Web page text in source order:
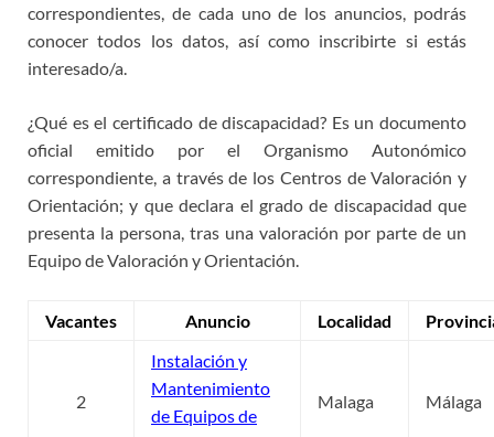
correspondientes, de cada uno de los anuncios, podrás
conocer todos los datos, así como inscribirte si estás
interesado/a.
¿Qué es el certificado de discapacidad? Es un documento
oficial emitido por el Organismo Autonómico
correspondiente, a través de los Centros de Valoración y
Orientación; y que declara el grado de discapacidad que
presenta la persona, tras una valoración por parte de un
Equipo de Valoración y Orientación.
Vacantes Anuncio Localidad
2
Instalación y
Mantenimiento
de Equipos de
Malaga Málaga